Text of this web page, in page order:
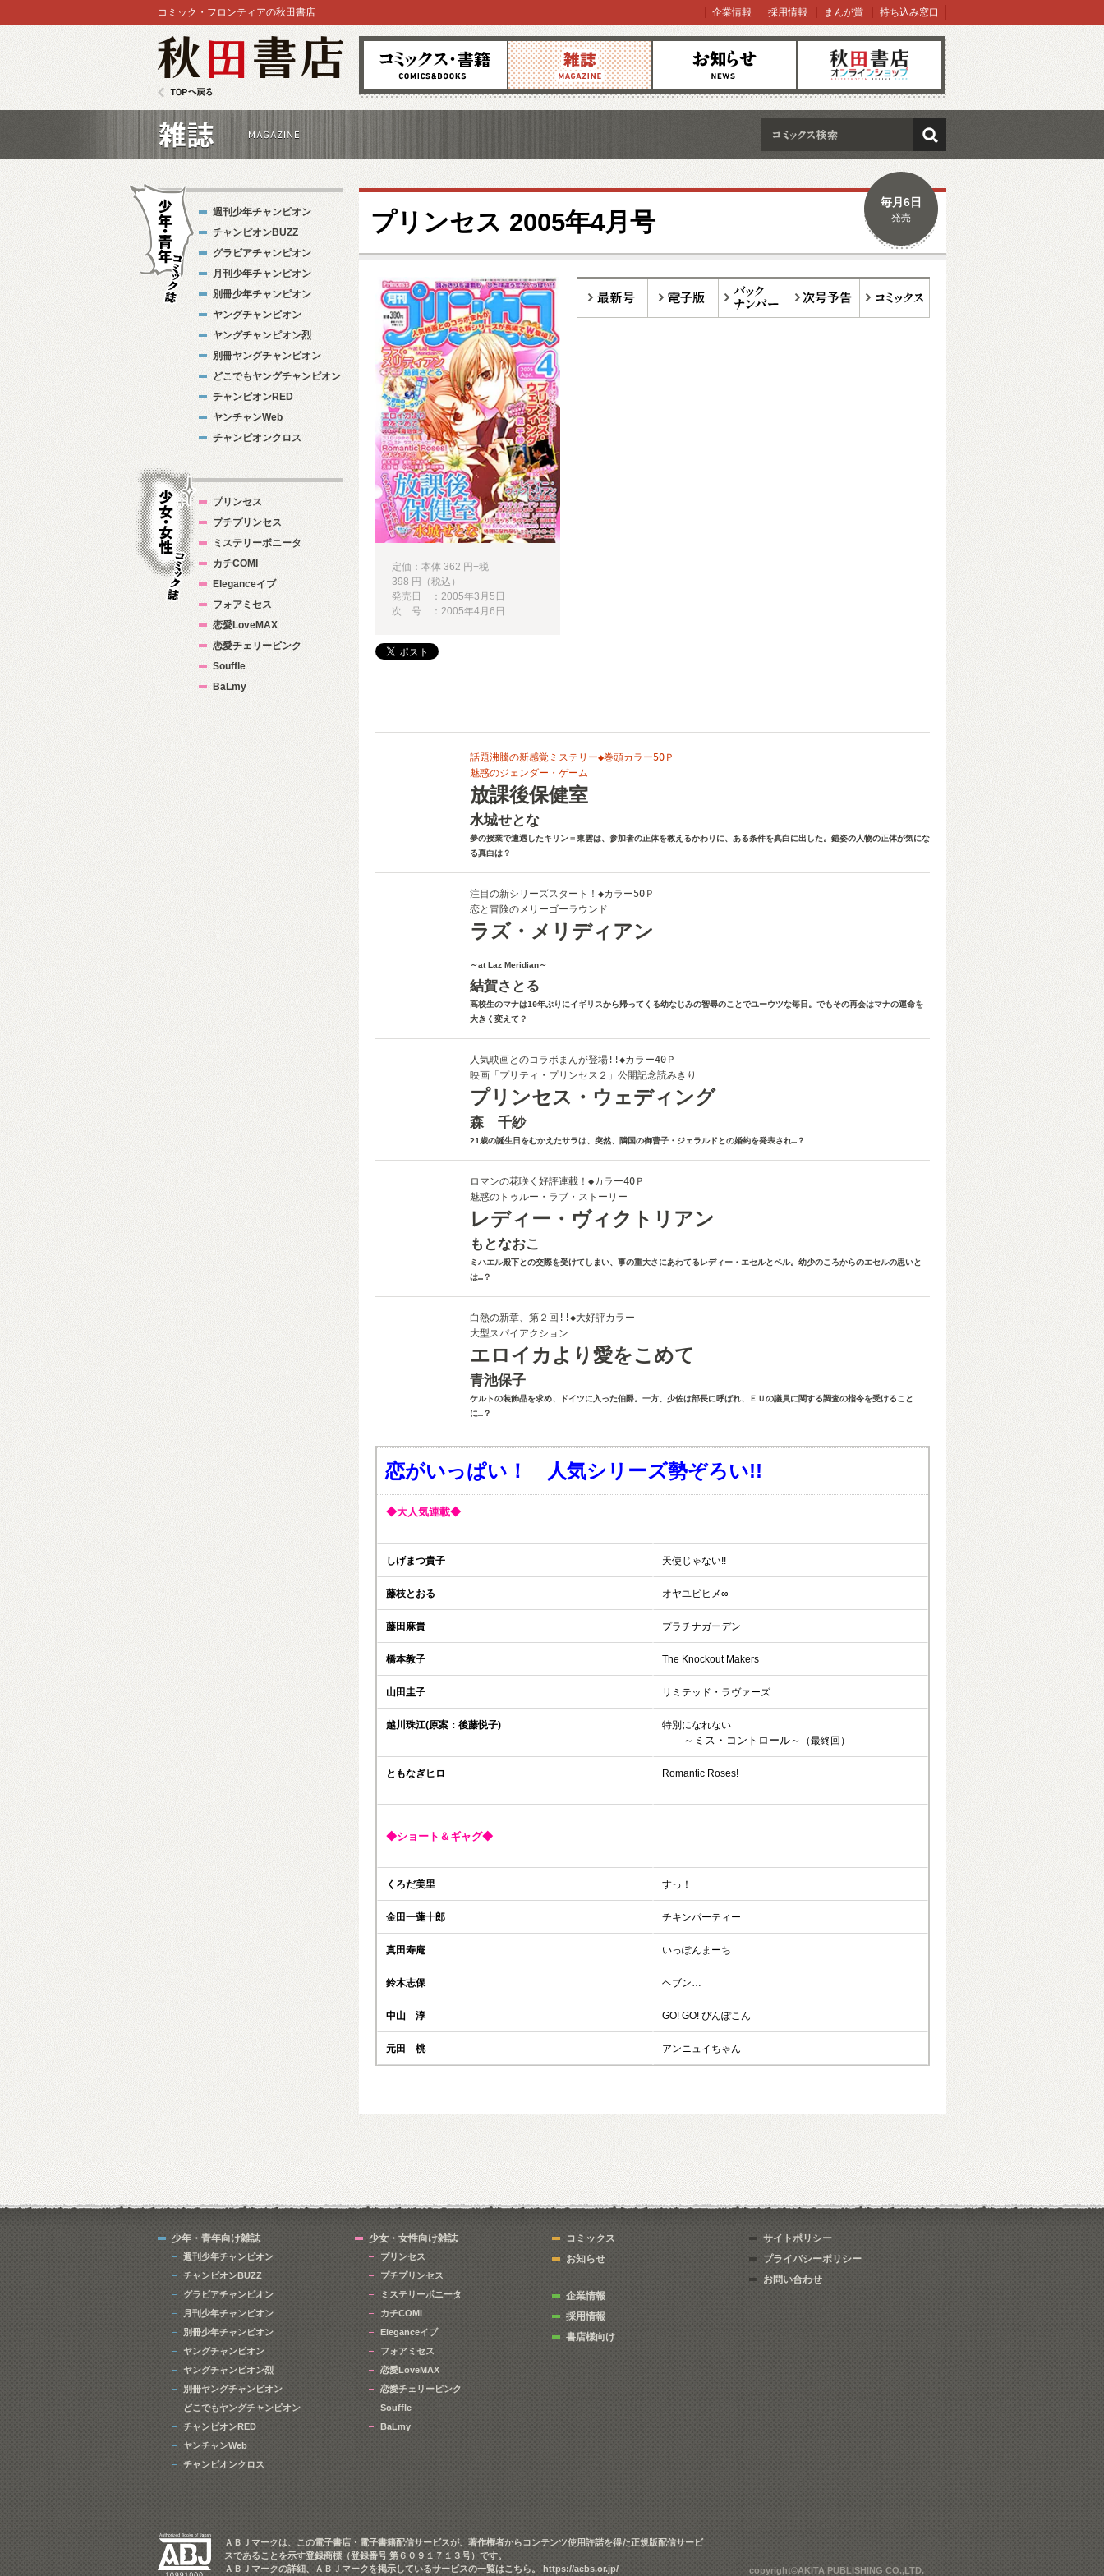
コミックス 雑誌 お知らせ オンラインショップ
コミック・フロンティアの秋田書店 企業情報 採用情報 まんが賞 持ち込み窓口
検索
プリンセス 2005年4月号
毎月6日
発売
定価：本体 362 円+税
398 円（税込）
発売日 ：2005年3月5日
次 号 ：2005年4月6日
話題沸騰の新感覚ミステリー◆巻頭カラー50Ｐ
魅惑のジェンダー・ゲーム
放課後保健室
水城せとな
夢の授業で遭遇したキリン＝東雲は、参加者の正体を教えるかわりに、ある条件を真白に出した。鎧姿の人物の正体が気にな
る真白は？
注目の新シリーズスタート！◆カラー50Ｐ
恋と冒険のメリーゴーラウンド
ラズ・メリディアン
～at Laz Meridian～
結賀さとる
高校生のマナは10年ぶりにイギリスから帰ってくる幼なじみの智尋のことでユーウツな毎日。でもその再会はマナの運命を
大きく変えて？
人気映画とのコラボまんが登場!!◆カラー40Ｐ
映画「プリティ・プリンセス２」公開記念読みきり
プリンセス・ウェディング
森 千紗
21歳の誕生日をむかえたサラは、突然、隣国の御曹子・ジェラルドとの婚約を発表され…？
ロマンの花咲く好評連載！◆カラー40Ｐ
魅惑のトゥルー・ラブ・ストーリー
レディー・ヴィクトリアン
もとなおこ
ミハエル殿下との交際を受けてしまい、事の重大さにあわてるレディー・エセルとベル。幼少のころからのエセルの思いと
は…？
白熱の新章、第２回!!◆大好評カラー
大型スパイアクション
エロイカより愛をこめて
青池保子
ケルトの装飾品を求め、ドイツに入った伯爵。一方、少佐は部長に呼ばれ、ＥＵの議員に関する調査の指令を受けること
に…？
恋がいっぱい！ 人気シリーズ勢ぞろい!!
◆大人気連載◆
しげまつ貴子 天使じゃない!!
藤枝とおる オヤユビヒメ∞
藤田麻貴 プラチナガーデン
橋本教子 The Knockout Makers
山田圭子 リミテッド・ラヴァーズ
越川珠江(原案：後藤悦子) 特別になれない
～ミス・コントロール～ （最終回）
ともなぎヒロ Romantic Roses!
◆ショート＆ギャグ◆
くろだ美里 すっ！
金田一蓮十郎 チキンパーティー
真田寿庵 いっぽんまーち
鈴木志保 ヘブン…
中山 淳 GO! GO! ぴんぽこん
元田 桃 アンニュイちゃん
週刊少年チャンピオン
チャンピオンBUZZ
グラビアチャンピオン
月刊少年チャンピオン
別冊少年チャンピオン
ヤングチャンピオン
ヤングチャンピオン烈
別冊ヤングチャンピオン
どこでもヤングチャンピオン
チャンピオンRED
ヤンチャンWeb
チャンピオンクロス
ミック誌
プリンセス
プチプリンセス
ミステリーボニータ
カチCOMI
Eleganceイブ
フォアミセス
恋愛LoveMAX
恋愛チェリーピンク
Souffle
BaLmy
少年・青年向け雑誌
週刊少年チャンピオン
チャンピオンBUZZ
グラビアチャンピオン
月刊少年チャンピオン
別冊少年チャンピオン
ヤングチャンピオン
ヤングチャンピオン烈
別冊ヤングチャンピオン
どこでもヤングチャンピオン
チャンピオンRED
ヤンチャンWeb
チャンピオンクロス
少女・女性向け雑誌
プリンセス
プチプリンセス
ミステリーボニータ
カチCOMI
Eleganceイブ
フォアミセス
恋愛LoveMAX
恋愛チェリーピンク
Souffle
BaLmy
コミックス
お知らせ
企業情報
採用情報
書店様向け
サイトポリシー
プライバシーポリシー
お問い合わせ
ＡＢＪマークは、この電子書店・電子書籍配信サービスが、著作権者からコンテンツ使用許諾を得た正規版配信サービ
スであることを示す登録商標（登録番号 第６０９１７１３号）です。
ＡＢＪマークの詳細、ＡＢＪマークを掲示しているサービスの一覧はこちら。https://aebs.or.jp/ copyright©AKITA PUBLISHING CO.,LTD.